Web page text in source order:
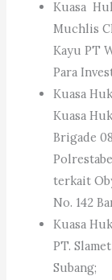
Kuasa
Muchlis
Kayu PT
Para
Kuasa
Kuasa
Brigade
terkait
No. 142
Kuasa
PT.
Subang;